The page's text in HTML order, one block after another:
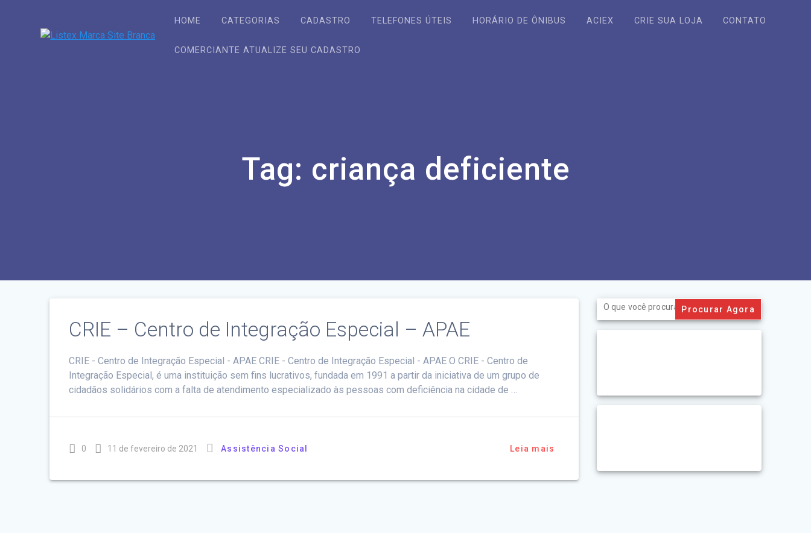
HOME CATEGORIAS CADASTRO TELEFONES ÚTEIS HORÁRIO DE ÔNIBUS ACIEX CRIE SUA LOJA CONTATO
COMERCIANTE ATUALIZE SEU CADASTRO
Tag: criança deficiente
CRIE – Centro de Integração Especial – APAE
CRIE - Centro de Integração Especial - APAE CRIE - Centro de Integração Especial - APAE O CRIE - Centro de
Integração Especial, é uma instituição sem fins lucrativos, fundada em 1991 a partir da iniciativa de um grupo de
cidadãos solidários com a falta de atendimento especializado às pessoas com deficiência na cidade de …
0 11 de fevereiro de 2021 Assistência Social Leia mais
Search
for: